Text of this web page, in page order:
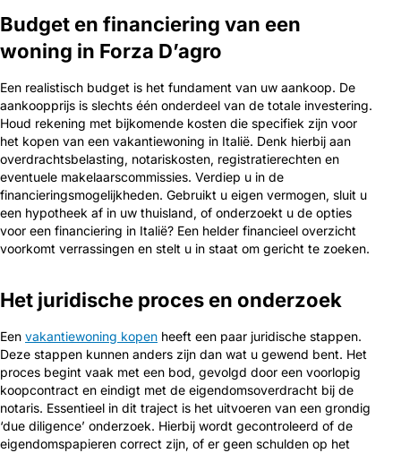
Budget en financiering van een
woning in Forza D’agro
Een realistisch budget is het fundament van uw aankoop. De
aankoopprijs is slechts één onderdeel van de totale investering.
Houd rekening met bijkomende kosten die specifiek zijn voor
het kopen van een vakantiewoning in Italië. Denk hierbij aan
overdrachtsbelasting, notariskosten, registratierechten en
eventuele makelaarscommissies. Verdiep u in de
financieringsmogelijkheden. Gebruikt u eigen vermogen, sluit u
een hypotheek af in uw thuisland, of onderzoekt u de opties
voor een financiering in Italië? Een helder financieel overzicht
voorkomt verrassingen en stelt u in staat om gericht te zoeken.
Het juridische proces en onderzoek
Een vakantiewoning kopen heeft een paar juridische stappen.
Deze stappen kunnen anders zijn dan wat u gewend bent. Het
proces begint vaak met een bod, gevolgd door een voorlopig
koopcontract en eindigt met de eigendomsoverdracht bij de
notaris. Essentieel in dit traject is het uitvoeren van een grondig
‘due diligence’ onderzoek. Hierbij wordt gecontroleerd of de
eigendomspapieren correct zijn, of er geen schulden op het